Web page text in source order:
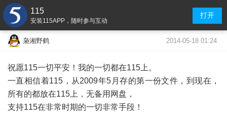
115
安装115APP，随时参与互动
打开
枭湘野鹤 2014-05-18 01:24
祝愿115一切平安！我的一切都在115上。
一直相信着115，从2009年5月存的第一份文件，到现在，
所有的都放在115上，无备用网盘，
支持115在非常时期的一切非常手段！